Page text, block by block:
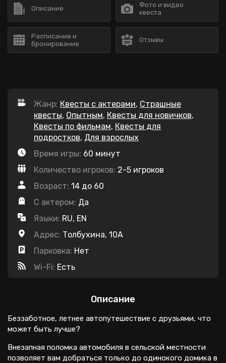
Описание
Фото и видео
квеста
Расписание и
бронирование
Отзывы
Описание
Беззаботное, летнее автопутешествие с друзьями, что
может быть лучше?
Внезапная поломка автомобиля в сельской местности
позволяет вам добраться только до одинокого домика в
Жанр: Квесты с актерами, Страшные
квесты, Опытным, Квесты для новичков,
Квесты по фильмам, Квесты для
подростков, Для взрослых
Время игры: 60 минут
Количество игроков: 2-5 игроков
Возраст: 14 до 60
С актером: Да
Языки: RU, EN
Адрес: Толбухина, 10А
Парковка: Нет
Wi-Fi: Есть